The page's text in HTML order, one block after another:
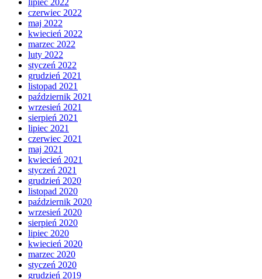
lipiec 2022
czerwiec 2022
maj 2022
kwiecień 2022
marzec 2022
luty 2022
styczeń 2022
grudzień 2021
listopad 2021
październik 2021
wrzesień 2021
sierpień 2021
lipiec 2021
czerwiec 2021
maj 2021
kwiecień 2021
styczeń 2021
grudzień 2020
listopad 2020
październik 2020
wrzesień 2020
sierpień 2020
lipiec 2020
kwiecień 2020
marzec 2020
styczeń 2020
grudzień 2019